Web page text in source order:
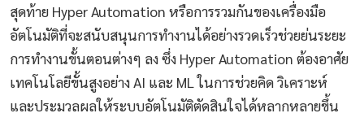
สุดท้าย Hyper Automation หรือการรวมกันของเครื่องมือ
อัตโนมัติที่จะสนับสนุนการทำงานได้อย่างรวดเร็วช่วยย่นระยะ
การทำงานขั้นตอนต่างๆ ลง ซึ่ง Hyper Automation ต้องอาศัย
เทคโนโลยีขั้นสูงอย่าง AI และ ML ในการช่วยคิด วิเคราะห์
และประมวลผลให้ระบบอัตโนมัติตัดสินใจได้หลากหลายขึ้น